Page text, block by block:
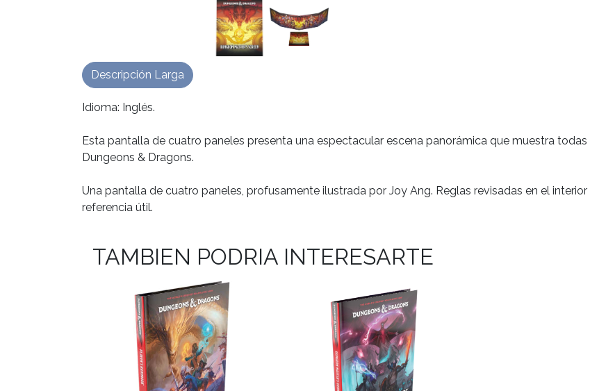
Idioma: Inglés.
Esta pantalla de cuatro paneles presenta una espectacular escena panorámica que muestra
Dungeons & Dragons.
Una pantalla de cuatro paneles, profusamente ilustrada por Joy Ang. Reglas revisadas en el
referencia útil.
Descripción Larga
TAMBIEN PODRIA INTERESARTE